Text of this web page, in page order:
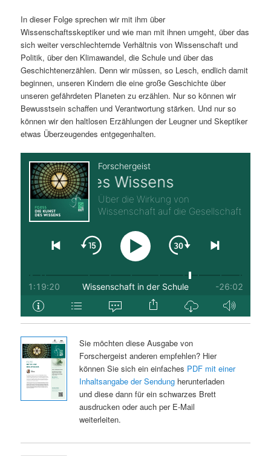
n
g
e
n
r
i
n
g
e
n
In dieser Folge sprechen wir mit ihm über
Wissenschaftsskeptiker und wie man mit ihnen umgeht, über das
sich weiter verschlechternde Verhältnis von Wissenschaft und
Politik, über den Klimawandel, die Schule und über das
Geschichtenerzählen. Denn wir müssen, so Lesch, endlich damit
beginnen, unseren Kindern die eine große Geschichte über
unseren gefährdeten Planeten zu erzählen. Nur so können wir
Bewusstsein schaffen und Verantwortung stärken. Und nur so
können wir den haltlosen Erzählungen der Leugner und Skeptiker
etwas Überzeugendes entgegenhalten.
Sie möchten diese Ausgabe von
Forschergeist anderen empfehlen? Hier
können Sie sich ein einfaches PDF mit einer
Inhaltsangabe der Sendungherunterladen
und diese dann für ein schwarzes Brett
ausdrucken oder auch per E-Mail
weiterleiten.